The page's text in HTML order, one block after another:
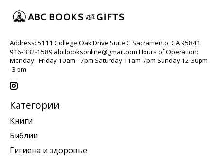
Address: 5111 College Oak Drive Suite C Sacramento, CA 95841
916-332-1589 abcbooksonline@gmail.com Hours of Operation:
Monday - Friday 10am - 7pm Saturday 11am-7pm Sunday 12:30pm
-3 pm
Категории
Книги
Библии
Гигиена и здоровье